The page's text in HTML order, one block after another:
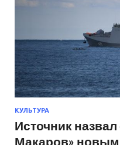
КУЛЬТУРА
Источник
Макаров»